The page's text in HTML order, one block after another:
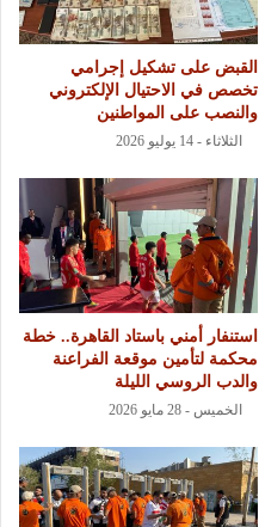
القبض على تشكيل إجرامي
تخصص في الاحتيال الإلكتروني
والنصب على المواطنين
الثلاثاء - 14 يوليو 2026
استنفار أمني باستاد القاهرة.. خطة
محكمة لتأمين موقعة الفراعنة
والدب الروسي الليلة
الخميس - 28 مايو 2026